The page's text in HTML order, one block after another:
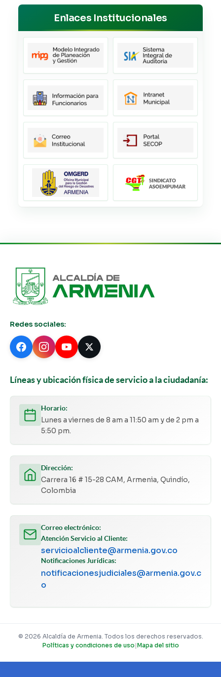
Enlaces Institucionales
Redes sociales:
Líneas y ubicación física de servicio a la ciudadanía:
Horario:
Lunes a viernes de 8 am a 11:50 am y de 2 pm a
5:50 pm.
Dirección:
Carrera 16 # 15-28 CAM, Armenia, Quindío,
Colombia
Correo electrónico:
Atención Servicio al Cliente:
servicioalcliente@armenia.gov.co
Notificaciones Jurídicas:
notificacionesjudiciales@armenia.gov.c
o
© 2026 Alcaldía de Armenia. Todos los derechos reservados.
Políticas y condiciones de uso |Mapa del sitio